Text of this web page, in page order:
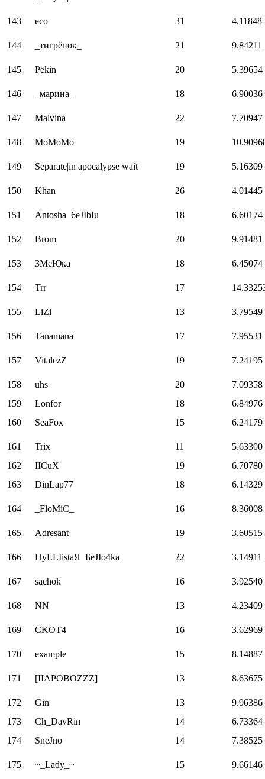
143 eco 31 4.11848
144 _тигрёнок_ 21 9.84211
145 Pekin 20 5.39654
146 _марина_ 18 6.90036
147 Malvina 22 7.70947
148 MoMoMo 19
149 Separate|in apocalypse wait 19 5.16309
150 Khan 26 4.01445
151 Antosha_6eJIbIu 18 6.60174
152 Brom 20 9.91481
153 ЗМеЮка 18 6.45074
154 Trr 17
155 LiZi 13 3.79549
156 Tanamana 17 7.95531
157 VitalezZ 19 7.24195
158 uhs 20
7.09358
159
Lonfor 18
6.84976
160
SeaFox 15 6.24179
161 Trix 11
5.63300
162
IICuX 19
6.70780
163
DinLap77 18 6.14329
164 _FloMiC_ 16 8.36008
165 Adresant 19 3.60515
166 ПуLLIistaЯ_БеJIo4ka 22 3.14911
167 sachok 16 3.92540
168 NN 13 4.23409
169 CKOT4 16 3.62969
170 example 15 8.14887
171 [IIAPOBOZZZ] 13 8.63675
172 Gin 13
9.96386
173
Ch_DavRin 14
6.73364
174
SneJno 14 7.38525
175 ~_Lady_~ 15 9.66146